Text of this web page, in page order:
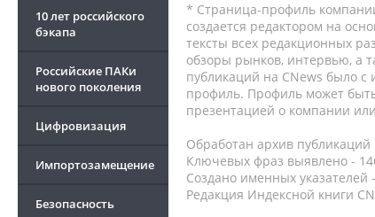
10 лет российского
бэкапа
Российские ПАКи
нового поколения
Цифровизация
Импортозамещение
Безопасность
* Страница-профиль
создается редактором на
тексты всех редакционных
обзоры рынков, интервью, а
публикаций на CNews было
профиль. Профиль может
презентацией о компании
Обработан архив публикаций
Ключевых фраз выявлено -
Создано именных указателей
Редакция Индексной книги